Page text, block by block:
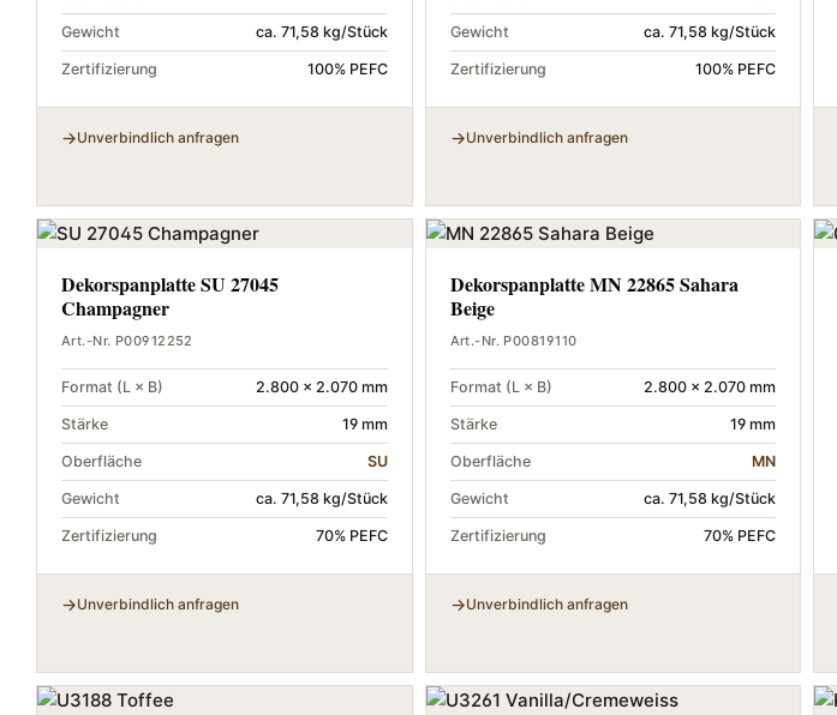
Gewicht ca. 71,58 kg/Stück
Zertifizierung 100% PEFC
Unverbindlich anfragen
Gewicht ca. 71,58 kg/Stück
Zertifizierung 100% PEFC
Unverbindlich anfragen
Dekorspanplatte SU 27045
Champagner
Art.-Nr. P00912252
Format (L × B) 2.800 × 2.070 mm
Stärke 19 mm
Oberfläche SU
Gewicht ca. 71,58 kg/Stück
Zertifizierung 70% PEFC
Unverbindlich anfragen
Dekorspanplatte MN 22865 Sahara
Beige
Art.-Nr. P00819110
Format (L × B) 2.800 × 2.070 mm
Stärke 19 mm
Oberfläche MN
Gewicht ca. 71,58 kg/Stück
Zertifizierung 70% PEFC
Unverbindlich anfragen